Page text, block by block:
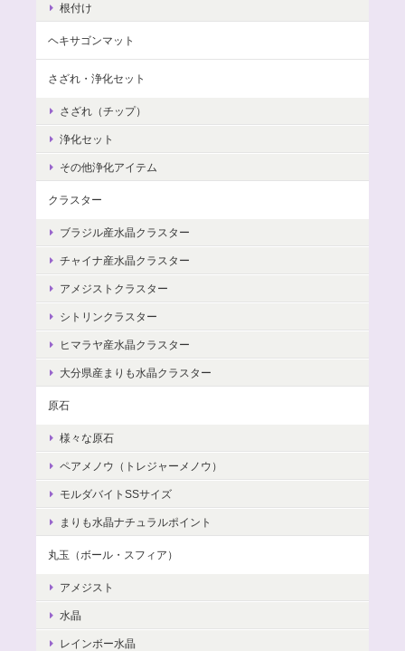
根付け
ヘキサゴンマット
さざれ・浄化セット
さざれ（チップ）
浄化セット
その他浄化アイテム
クラスター
ブラジル産水晶クラスター
チャイナ産水晶クラスター
アメジストクラスター
シトリンクラスター
ヒマラヤ産水晶クラスター
大分県産まりも水晶クラスター
原石
様々な原石
ペアメノウ（トレジャーメノウ）
モルダバイトSSサイズ
まりも水晶ナチュラルポイント
丸玉（ボール・スフィア）
アメジスト
水晶
レインボー水晶